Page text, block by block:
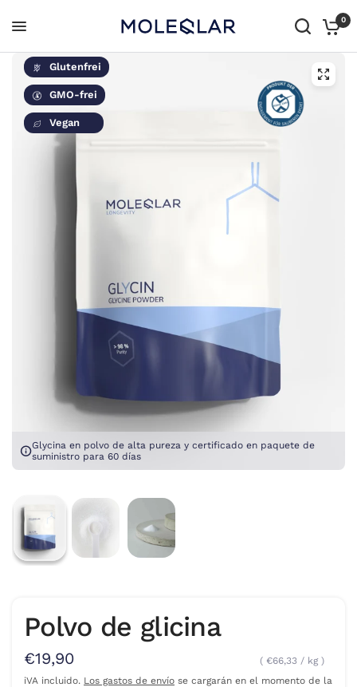
0
Glutenfrei
GMO-frei
Vegan
Glycina en polvo de alta pureza y certificado en paquete de
suministro para 60 días
Polvo de glicina
€19,90 €66,33 / kg
iVA incluido. Los gastos de envío se cargarán en el momento de la